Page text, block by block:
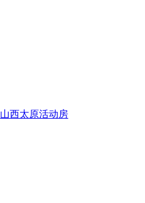
山西太原活动房